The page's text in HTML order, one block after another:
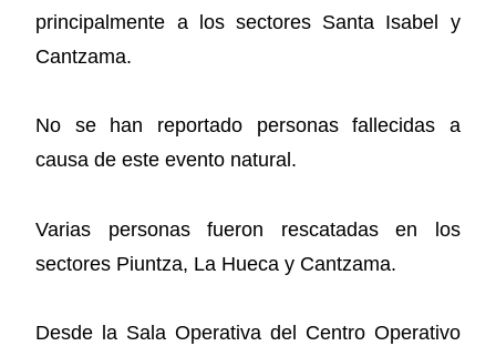
principalmente a los sectores Santa Isabel y
Cantzama.
No se han reportado personas fallecidas a
causa de este evento natural.
Varias personas fueron rescatadas en los
sectores Piuntza, La Hueca y Cantzama.
Desde la Sala Operativa del Centro Operativo